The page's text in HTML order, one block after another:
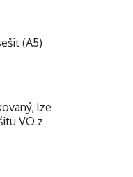
(A5)
lze
VO z